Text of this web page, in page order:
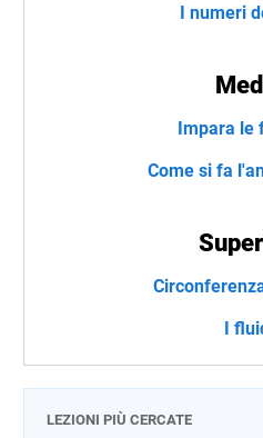
I numeri
Impara le
Come si fa
I
LEZIONI PIÙ CERCATE